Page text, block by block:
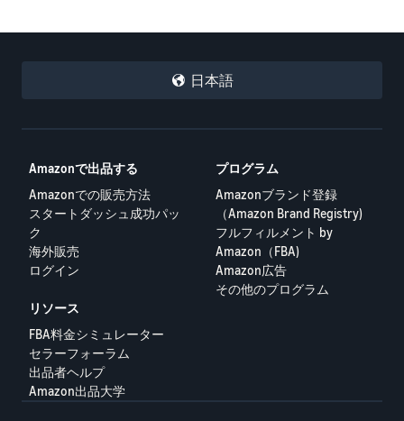
日本語
Amazonで出品する
Amazonでの販売方法
スタートダッシュ成功パッ
ク
海外販売
ログイン
プログラム
Amazonブランド登録
（Amazon Brand Registry)
フルフィルメント by
Amazon（FBA)
Amazon広告
その他のプログラム
リソース
FBA料金シミュレーター
セラーフォーラム
出品者ヘルプ
Amazon出品大学